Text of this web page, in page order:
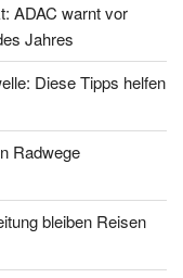
ADAC warnt vor
Jahres
Diese Tipps helfen
Radwege
bleiben Reisen